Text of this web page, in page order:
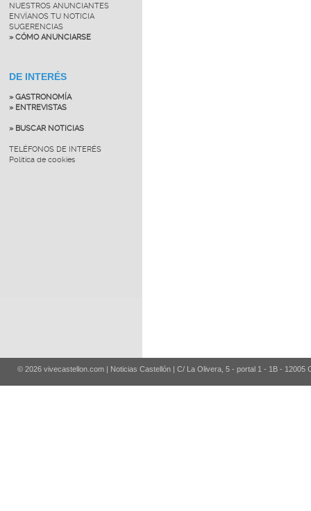
NUESTROS ANUNCIANTES
ENVÍANOS TU NOTICIA
SUGERENCIAS
» CÓMO ANUNCIARSE
DE INTERÉS
» GASTRONOMÍA
» ENTREVISTAS
» BUSCAR NOTICIAS
TELÉFONOS DE INTERÉS
Política de cookies
© 2026 vivecastellon.com | Noticias Castellón | C/ La Olivera, 5 - portal 1 - 1B - 12005